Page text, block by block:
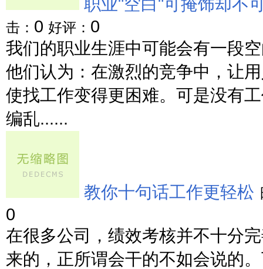
击： 0 好评： 0
我们的职业生涯中可能会有一段
他们认为：在激烈的竞争中，让
使找工作变得更困难。可是没有
编乱......
教你十句话工作更轻松
0
在很多公司，绩效考核并不十分
来的，正所谓会干的不如会说的